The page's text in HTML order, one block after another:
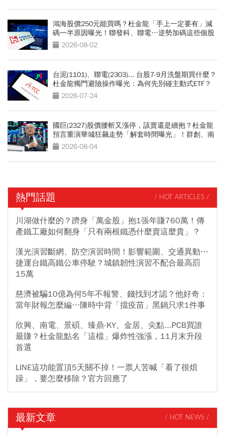
鴻海股價250元能買嗎？杜金龍「手上一定要有」減
碼一半原因曝光！聯發科、聯電…逆勢加碼這些個股
2026-08-02
台泥(1101)、聯電(2303)... 台股7-9月洗盤期買什麼？
杜金龍獨門避險操作曝光：為何先別碰主動式ETF？
2026-07-24
國巨(2327)股價腰斬又漲停，該賣還是續抱？杜金龍
預言重演華城狂飆走勢「解套時間曝光」！群創、南
亞科也點名
2026-08-04
熱門話題 / HOT ARTICLES /
川湖做什麼的？躋身「萬金股」抱1張年賺760萬！傳
產鐵工廠如何翻身「只有兩根鐵憑什麼賣這麼貴」？
漢光演習斷網、防空演習時間！影響範圍、交通異動…
捷運台鐵高鐵公車停駛？城鎮韌性演習不配合最高罰
15萬
慈濟被騙10億為何5年不報警、錢找到才認？他好奇：
當年財報怎麼編…陳時中背「擋疫苗」黑鍋只求1件事
欣興、南電、景碩、臻鼎-KY、金居、尖點...PCB買誰
最賺？杜金龍點名「這檔」爆炸性強漲，11月末升段
首選
LINE這功能置頂5天關不掉！一票人苦喊「看了很煩
躁」，要怎麼移除？官方回應了
最新文章 / HOT NEWS /